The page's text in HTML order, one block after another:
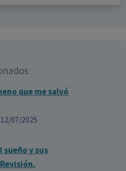
que me salvó
07/2025
y sus